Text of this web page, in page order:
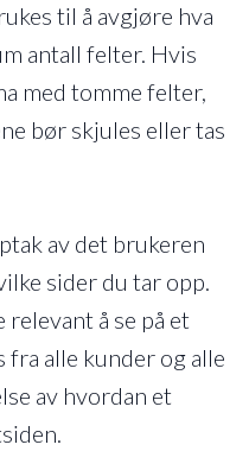
til å avgjøre hva
antall felter. Hvis
med tomme felter,
bør skjules eller tas
av det brukeren
sider du tar opp.
å se på et
alle kunder og alle
av hvordan et